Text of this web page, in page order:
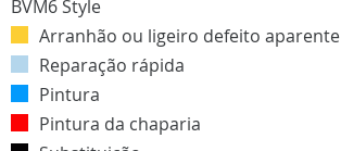
Arranhão ou ligeiro defeito aparente
Reparação rápida
Pintura
Pintura da chaparia